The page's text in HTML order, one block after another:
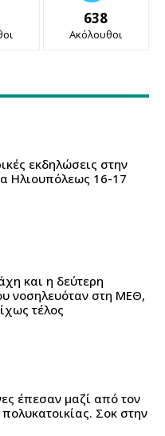
638
Ακόλουθοι
εκδηλώσεις στην
Ηλιουπόλεως 16-17
και η δεύτερη
νοσηλευόταν στη ΜΕΘ,
τέλος
έπεσαν μαζί από τον
Σοκ στην